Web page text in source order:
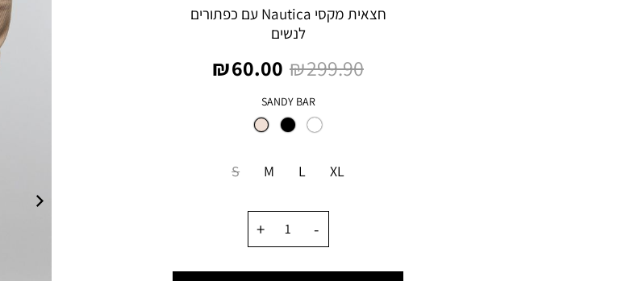
חצאית מקסי Nautica עם כפתורים
לנשים
מחיר
מוצר
60.00 ₪
מחיר
299.90 ₪
צבע
SANDY BAR
S M L XL